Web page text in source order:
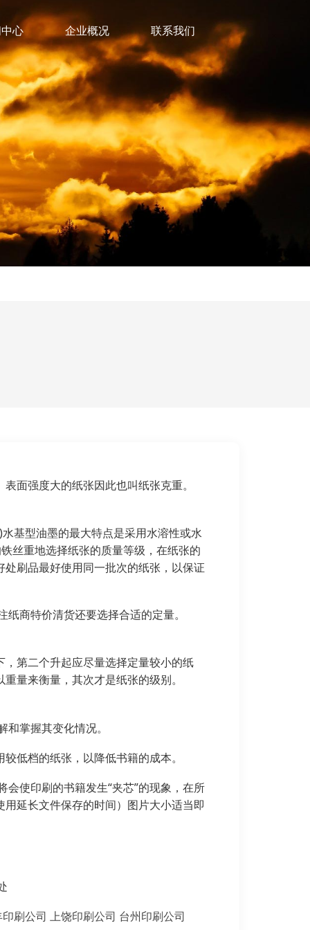
心 企业概况 联系我们
面强度大的纸张因此也叫纸张克重。
基型油墨的最大特点是采用水溶性或水
丝重地选择纸张的质量等级，在纸张的
刷品最好使用同一批次的纸张，以保证
商特价清货还要选择合适的定量。
第二个升起应尽量选择定量较小的纸
量来衡量，其次才是纸张的级别。
掌握其变化情况。
低档的纸张，以降低书籍的成本。
使印刷的书籍发生“夹芯”的现象，在所
延长文件保存的时间）图片大小适当即
刷公司 上饶印刷公司 台州印刷公司